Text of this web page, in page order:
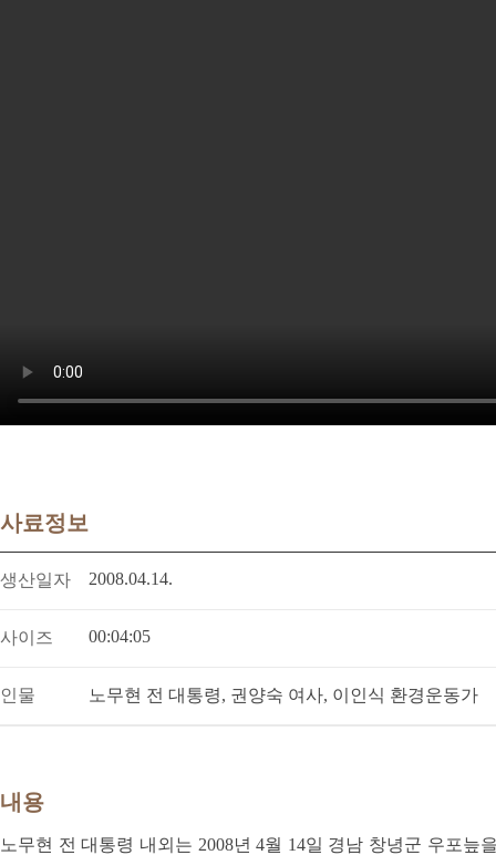
사료정보
생산일자 2008.04.14.
사이즈 00:04:05
인물 노무현 전 대통령, 권양숙 여사, 이인식 환경운동가
내용
노무현 전 대통령 내외는 2008년 4월 14일 경남 창녕군 우포